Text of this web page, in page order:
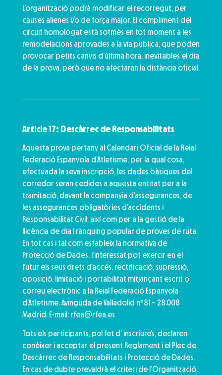
L’organització podrà modificar el recorregut, per
causes alienes i/o de força major. El compliment del
circuit homologat està sotmès en tot moment a les
remodelacions aprovades a la via pública, que poden
provocar petits canvis d’última hora, inevitables el dia
de la prova, però que no afectaran la distància oficial.
Article 17: Descàrrec de Responsabilitats
Aquesta prova pertany al Calendari Oficial de la Reial
Federació Espanyola d’Atletisme, per la qual cosa,
efectuada la seva inscripció, les dades bàsiques del
corredor seran cedides a aquesta entitat per a la
tramitació, davant la companyia d’assegurances, de
les assegurances obligatòries d’accidents i
Responsabilitat Civil, així com per a la gestió de la
llicència de dia i rànquing popular de proves de ruta.
En tot cas i tal com estableix la normativa de
Protecció de Dades, l’interessat pot exercir en el
futur els seus drets d’accés, rectificació, supressió,
oposició, limitació i portabilitat mitjançant escrit o
correu electrònic a la Reial Federació Espanyola
d’Atletisme. Avinguda de Valladolid nº81 – 28.008
Madrid. E-mail: rfea@rfea.es
Tots els participants, pel fet d’ inscriure’s, declaren
conèixer i acceptar el present Reglament i el Plec de
Descàrrec de Responsabilitats i Protecció de Dades.
En cas de dubte prevaldrà el criteri de l’Organització.